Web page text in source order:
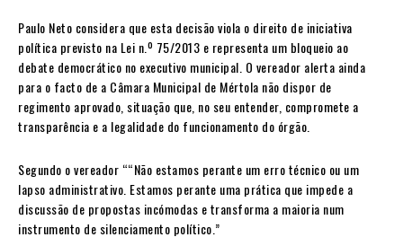
Paulo Neto considera que esta decisão viola o direito de iniciativa
política previsto na Lei n.º 75/2013 e representa um bloqueio ao
debate democrático no executivo municipal. O vereador alerta ainda
para o facto de a Câmara Municipal de Mértola não dispor de
regimento aprovado, situação que, no seu entender, compromete a
transparência e a legalidade do funcionamento do órgão.
Segundo o vereador ““Não estamos perante um erro técnico ou um
lapso administrativo. Estamos perante uma prática que impede a
discussão de propostas incómodas e transforma a maioria num
instrumento de silenciamento político.”